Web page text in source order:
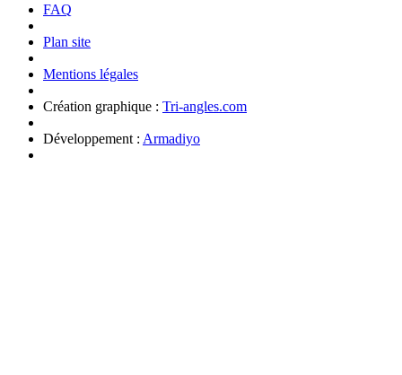
FAQ
Plan site
Mentions légales
Création graphique : Tri-angles.com
Développement : Armadiyo